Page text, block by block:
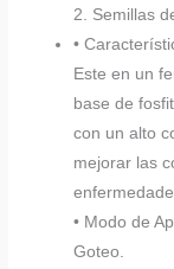
2. Semillas
•
Este en un
base de
con un alto
mejorar las
• Modo de
Goteo.